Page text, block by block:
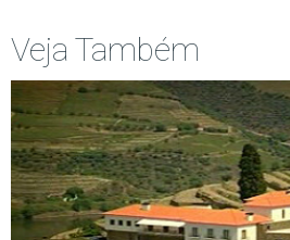
Veja Também